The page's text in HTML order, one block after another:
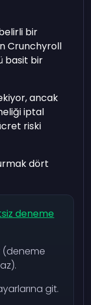
bir
Crunchyroll
basit bir
ancak
iptal
riski
dört
deneme
(deneme
git.